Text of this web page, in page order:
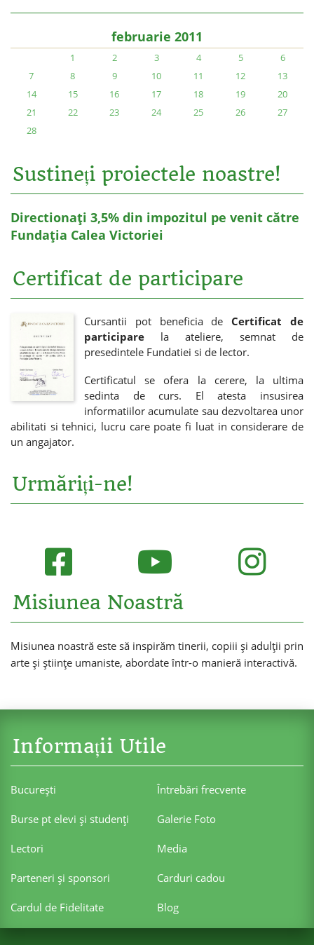
februarie 2011
1 2 3 4 5
6
7
8 9 10 11 12
13
14
15 16 17 18 19
20
21
22 23 24 25 26
27
28
Sustineți proiectele noastre!
Directionați 3,5% din impozitul pe venit către
Fundația Calea Victoriei
Certificat de participare
Cursantii pot beneficia de Certificat de
participare la ateliere, semnat de
presedintele Fundatiei si de lector.
Certificatul se ofera la cerere, la ultima
sedinta de curs. El atesta insusirea
informatiilor acumulate sau dezvoltarea unor
abilitati si tehnici, lucru care poate fi luat in considerare de
un angajator.
Urmăriți-ne!
Misiunea Noastră
Misiunea noastră este să inspirăm tinerii, copiii și adulții prin
arte și științe umaniste, abordate într-o manieră interactivă.
Informații Utile
Bucureşti Întrebări frecvente
Burse pt elevi şi studenţi Galerie Foto
Lectori Media
Parteneri şi sponsori Carduri cadou
Cardul de Fidelitate Blog